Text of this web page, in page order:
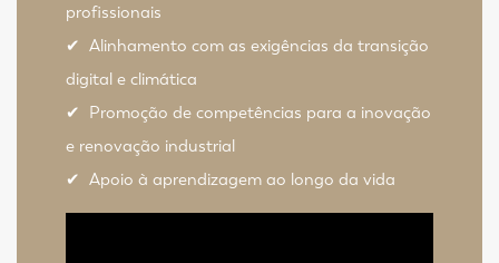
profissionais
✔ Alinhamento com as exigências da transição
digital e climática
✔ Promoção de competências para a inovação
e renovação industrial
✔ Apoio à aprendizagem ao longo da vida